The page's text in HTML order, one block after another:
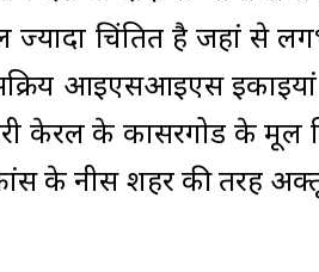
ज्यादा चिंतित है जहां
आइएसआइएस
केरल के कासरगोड के मूल
के नीस शहर की तरह